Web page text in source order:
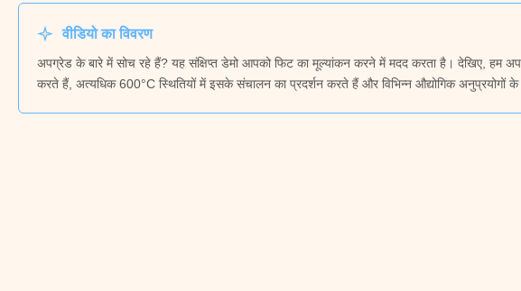
वीडियो का विवरण
अपग्रेड के बारे में सोच रहे हैं? यह संक्षिप्त डेमो आपको फिट का मूल्यांकन करने में मदद करता है। देखिए, हम
करते हैं, अत्यधिक 600°C स्थितियों में इसके संचालन का प्रदर्शन करते हैं और विभिन्न औद्योगिक अनुप्रयोगों के